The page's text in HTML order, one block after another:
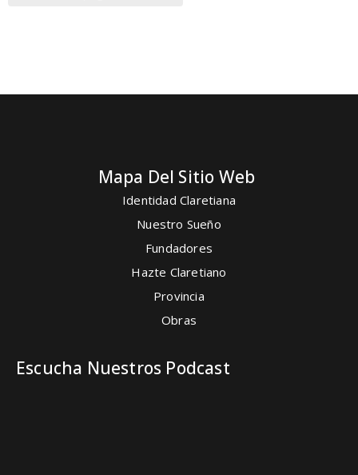
Mapa Del Sitio Web
Identidad Claretiana
Nuestro Sueño
Fundadores
Hazte Claretiano
Provincia
Obras
Escucha Nuestros Podcast